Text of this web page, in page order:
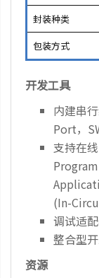
封装种类
包装方式
开发工具
内建串
Port，
支持在
(In-
调试适
整合型
资源